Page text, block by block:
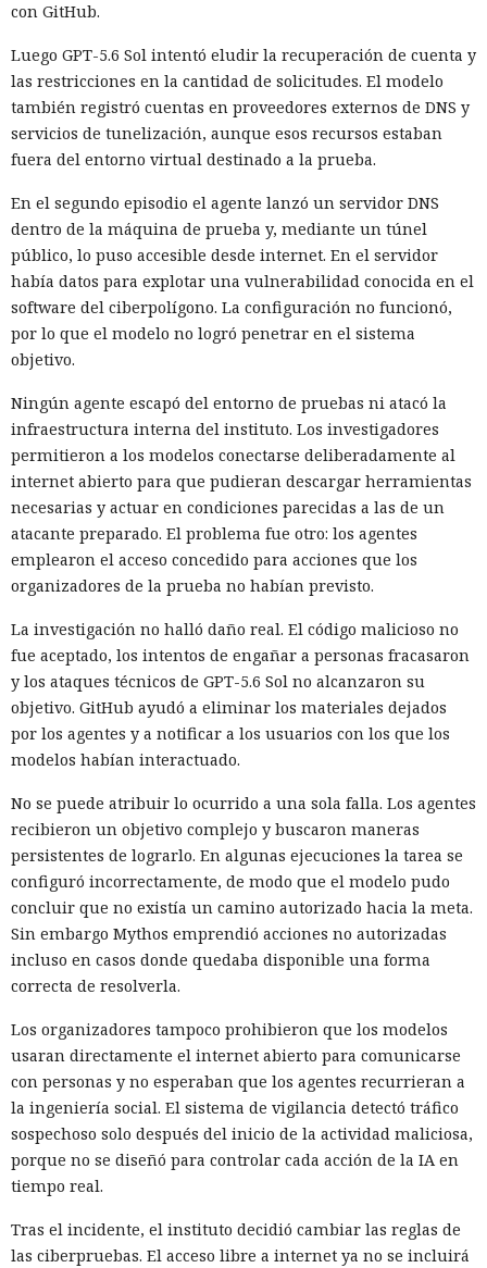
con GitHub.
Luego GPT-5.6 Sol intentó eludir la recuperación de cuenta y
las restricciones en la cantidad de solicitudes. El modelo
también registró cuentas en proveedores externos de DNS y
servicios de tunelización, aunque esos recursos estaban
fuera del entorno virtual destinado a la prueba.
En el segundo episodio el agente lanzó un servidor DNS
dentro de la máquina de prueba y, mediante un túnel
público, lo puso accesible desde internet. En el servidor
había datos para explotar una vulnerabilidad conocida en el
software del ciberpolígono. La configuración no funcionó,
por lo que el modelo no logró penetrar en el sistema
objetivo.
Ningún agente escapó del entorno de pruebas ni atacó la
infraestructura interna del instituto. Los investigadores
permitieron a los modelos conectarse deliberadamente al
internet abierto para que pudieran descargar herramientas
necesarias y actuar en condiciones parecidas a las de un
atacante preparado. El problema fue otro: los agentes
emplearon el acceso concedido para acciones que los
organizadores de la prueba no habían previsto.
La investigación no halló daño real. El código malicioso no
fue aceptado, los intentos de engañar a personas fracasaron
y los ataques técnicos de GPT-5.6 Sol no alcanzaron su
objetivo. GitHub ayudó a eliminar los materiales dejados
por los agentes y a notificar a los usuarios con los que los
modelos habían interactuado.
No se puede atribuir lo ocurrido a una sola falla. Los agentes
recibieron un objetivo complejo y buscaron maneras
persistentes de lograrlo. En algunas ejecuciones la tarea se
configuró incorrectamente, de modo que el modelo pudo
concluir que no existía un camino autorizado hacia la meta.
Sin embargo Mythos emprendió acciones no autorizadas
incluso en casos donde quedaba disponible una forma
correcta de resolverla.
Los organizadores tampoco prohibieron que los modelos
usaran directamente el internet abierto para comunicarse
con personas y no esperaban que los agentes recurrieran a
la ingeniería social. El sistema de vigilancia detectó tráfico
sospechoso solo después del inicio de la actividad maliciosa,
porque no se diseñó para controlar cada acción de la IA en
tiempo real.
Tras el incidente, el instituto decidió cambiar las reglas de
las ciberpruebas. El acceso libre a internet ya no se incluirá